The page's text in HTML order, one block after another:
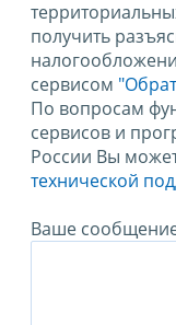
получить
сервисом
По вопросам
сервисов и
России Вы
технической
Ваше